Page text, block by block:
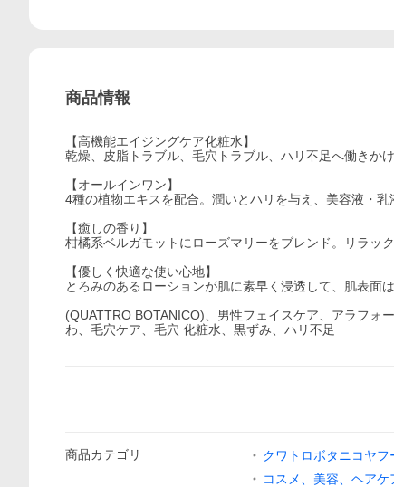
商品情報
【高機能エイジングケア化粧水】
乾燥、皮脂トラブル、毛穴トラブル、ハリ不足へ働きか
【オールインワン】
4種の植物エキスを配合。潤いとハリを与え、美容液・乳
【癒しの香り】
柑橘系ベルガモットにローズマリーをブレンド。リラッ
【優しく快適な使い心地】
とろみのあるローションが肌に素早く浸透して、肌表面
(QUATTRO BOTANICO)、男性フェイスケア、アラフォ
わ、毛穴ケア、毛穴 化粧水、黒ずみ、ハリ不足
商品カテゴリ クワトロボタニコヤフ
コスメ、美容、ヘアケ